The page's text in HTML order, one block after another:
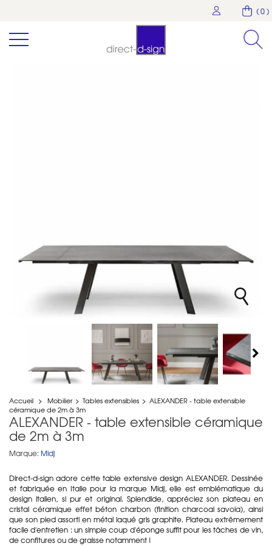
( 0 )
Accueil > Mobilier > Tables extensibles > ALEXANDER - table extensible
céramique de 2m à 3m
ALEXANDER - table extensible céramique
de 2m à 3m
Marque: Midj
Direct-d-sign adore cette table extensive design ALEXANDER. Dessinée
et fabriquée en Italie pour la marque Midj, elle est emblématique du
design italien, si pur et original. Splendide, appréciez son plateau en
cristal céramique effet béton charbon (finition charcoal savoia), ainsi
que son pied assorti en métal laqué gris graphite. Plateau extrêmement
facile d'entretien : un simple coup d'éponge suffit pour les tâches de vin,
de confitures ou de graisse notamment !